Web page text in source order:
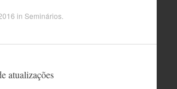
in Seminários.
atualizações